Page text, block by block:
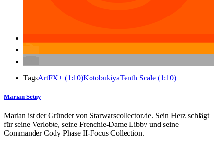
TagsArtFX+ (1:10)KotobukiyaTenth Scale (1:10)
Marian Setny
Marian ist der Gründer von Starwarscollector.de. Sein Herz schlägt
für seine Verlobte, seine Frenchie-Dame Libby und seine
Commander Cody Phase II-Focus Collection.